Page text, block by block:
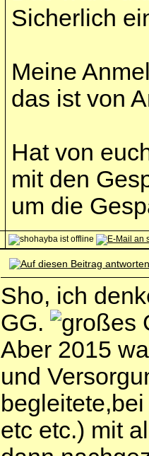
Sicherlich
Meine
das ist von
Hat von
mit den
um die
Sho, ich
GG.
Aber 2015
und
etc etc.) mit